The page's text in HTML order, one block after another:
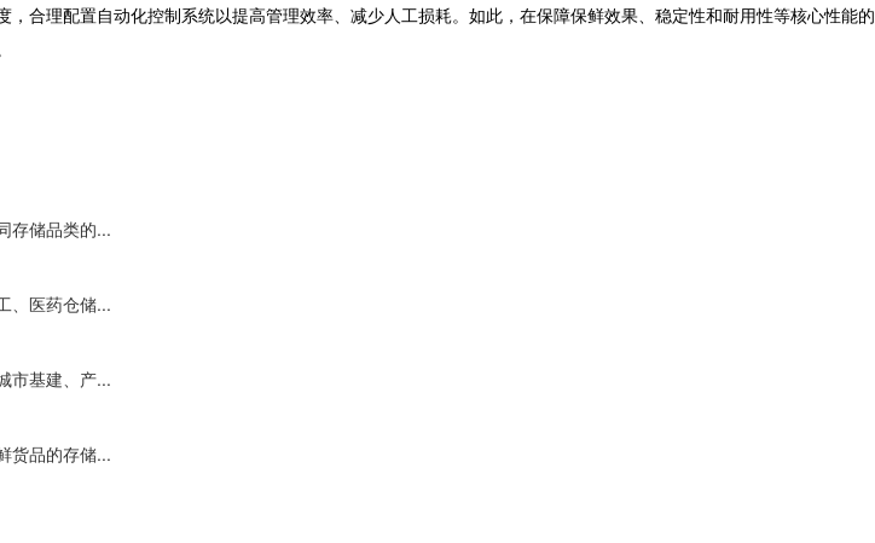
合理配置自动化控制系统以提高管理效率、减少人工损耗。如此，在保障保鲜效果、稳定性和耐用性等核心性能的
存储品类的...
、医药仓储...
市基建、产...
货品的存储...